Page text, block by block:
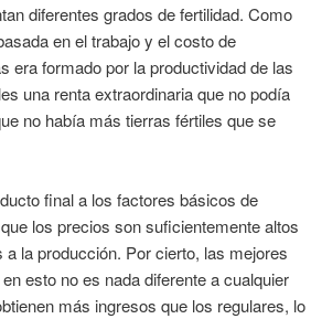
diferentes grados de fertilidad. Como
en el trabajo y el costo de
era formado por la productividad de las
una renta extraordinaria que no podía
no había más tierras fértiles que se
final a los factores básicos de
los precios son suficientemente altos
la producción. Por cierto, las mejores
esto no es nada diferente a cualquier
más ingresos que los regulares, lo